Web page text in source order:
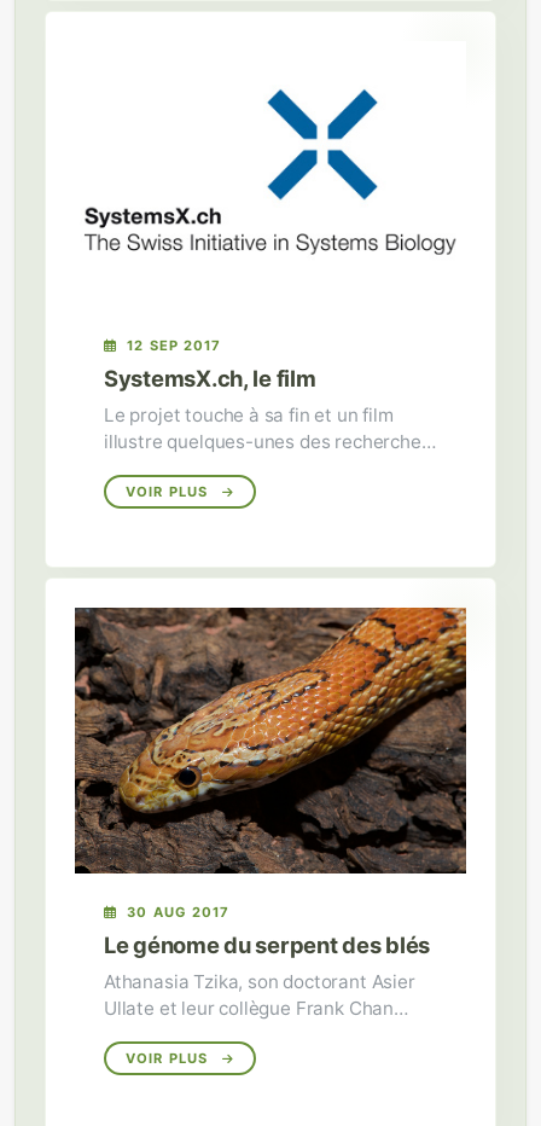
12 SEP 2017
SystemsX.ch, le film
Le projet touche à sa fin et un film
illustre quelques-unes des recherches
VOIR PLUS
30 AUG 2017
Le génome du serpent des blés
Athanasia Tzika, son doctorant Asier
Ullate et leur collègue Frank Chan
Tübingen, Allemagne) publient un
VOIR PLUS